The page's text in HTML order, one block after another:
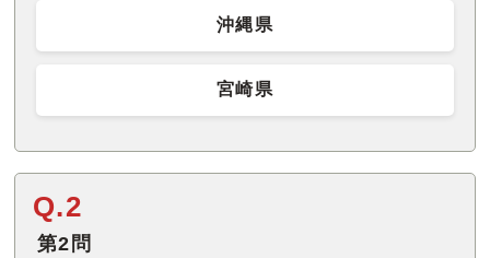
沖縄県
宮崎県
Q.2
第2問